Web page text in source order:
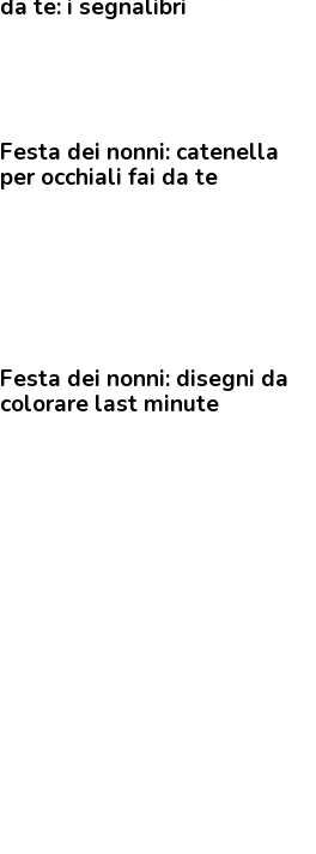
da te: i segnalibri
Festa dei nonni: catenella
per occhiali fai da te
Festa dei nonni: disegni da
colorare last minute